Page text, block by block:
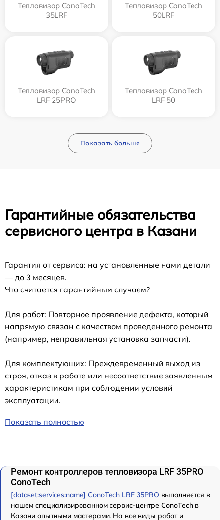
Тепловизор ConoTech
35LRF
Тепловизор ConoTech
50LRF
Тепловизор ConoTech
LRF 25PRO
Тепловизор ConoTech
LRF 50
Показать больше
Гарантийные обязательства
сервисного центра в Казани
Гарантия от сервиса: на установленные нами детали
— до 3 месяцев.
Что считается гарантийным случаем?
Для работ: Повторное проявление дефекта, который
напрямую связан с качеством проведенного ремонта
(например, неправильная установка запчасти).
Для комплектующих: Преждевременный выход из
строя, отказ в работе или несоответствие заявленным
характеристикам при соблюдении условий
эксплуатации.
Показать полностью
Ремонт контроллеров тепловизора LRF 35PRO
ConoTech
[dataset:services:name] ConoTech LRF 35PRO выполняется в
нашем специализированном сервис-центре ConoTech в
Казани опытными мастерами. На все виды работ и